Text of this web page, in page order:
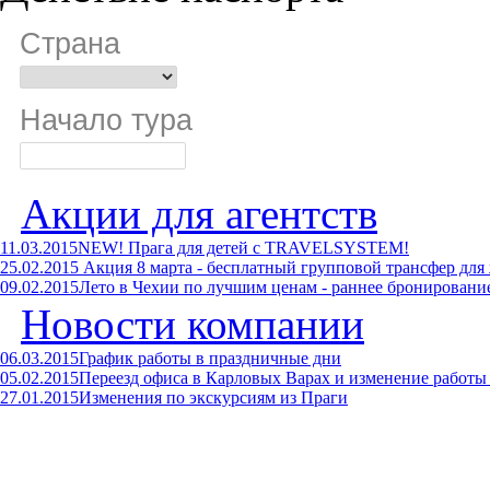
Страна
Начало тура
Акции для агентств
11.03.2015NEW! Прага для детей с TRAVELSYSTEM!
25.02.2015 Акция 8 марта - бесплатный групповой трансфер
09.02.2015Лето в Чехии по лучшим ценам - раннее
Новости компании
06.03.2015График работы в праздничные дни
05.02.2015Переезд офиса в Карловых Варах и изменение работы
27.01.2015Изменения по экскурсиям из Праги